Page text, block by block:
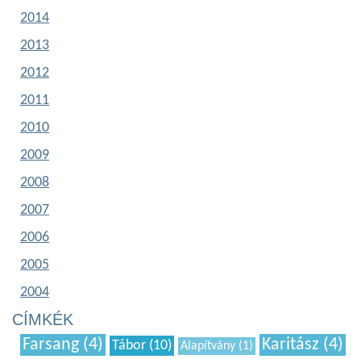
2014
2013
2012
2011
2010
2009
2008
2007
2006
2005
2004
CÍMKÉK
Farsang (4) Tábor (10) Alapítvány (1) Karitász (4)